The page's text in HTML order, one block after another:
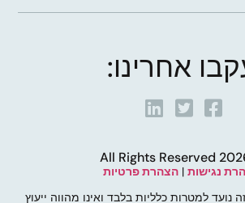
אחרינו:
נגישות | הצהרת פרטיות
למטרות כלליות בלבד ואינו מהווה ייעוץ